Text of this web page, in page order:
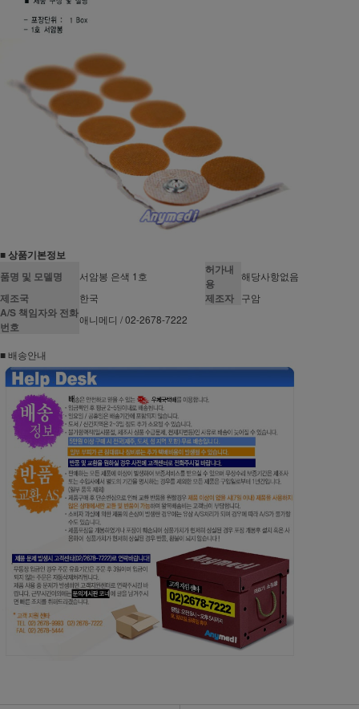
■ 상품기본정보
품명 및 모델명
서암봉 은색 1호
허가내
용
해당사항없음
제조국 한국 제조자 구암
A/S 책임자와 전화
번호
애니메디 / 02-2678-7222
■ 배송안내